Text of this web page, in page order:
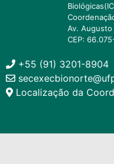
Av. Augusto
CEP:
+55 (91) 3201-8904
Localização da